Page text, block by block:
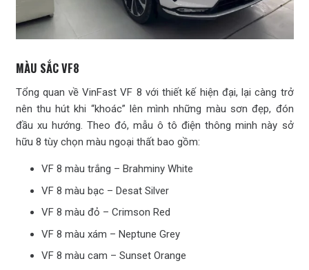
MÀU SẮC VF8
Tổng quan về VinFast VF 8 với thiết kế hiện đại, lại càng trở
nên thu hút khi “khoác” lên mình những màu sơn đẹp, đón
đầu xu hướng. Theo đó, mẫu ô tô điện thông minh này sở
hữu 8 tùy chọn màu ngoại thất bao gồm:
VF 8 màu trắng – Brahminy White
VF 8 màu bạc – Desat Silver
VF 8 màu đỏ – Crimson Red
VF 8 màu xám – Neptune Grey
VF 8 màu cam – Sunset Orange